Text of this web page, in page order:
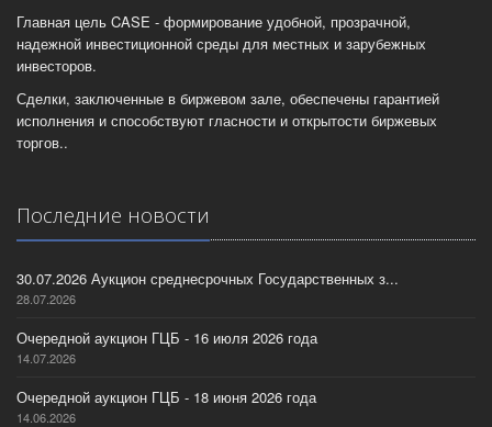
Главная цель CASE - формирование удобной, прозрачной,
надежной инвестиционной среды для местных и зарубежных
инвесторов.
Сделки, заключенные в биржевом зале, обеспечены гарантией
исполнения и способствуют гласности и открытости биржевых
торгов..
Последние новости
30.07.2026 Аукцион среднесрочных Государственных з...
28.07.2026
Очередной аукцион ГЦБ - 16 июля 2026 года
14.07.2026
Очередной аукцион ГЦБ - 18 июня 2026 года
14.06.2026